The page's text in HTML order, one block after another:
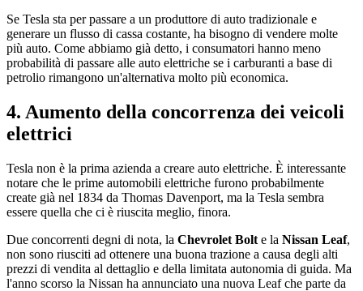
Se Tesla sta per passare a un produttore di auto tradizionale e
generare un flusso di cassa costante, ha bisogno di vendere molte
più auto. Come abbiamo già detto, i consumatori hanno meno
probabilità di passare alle auto elettriche se i carburanti a base di
petrolio rimangono un'alternativa molto più economica.
4. Aumento della concorrenza dei veicoli
elettrici
Tesla non è la prima azienda a creare auto elettriche. È interessante
notare che le prime automobili elettriche furono probabilmente
create già nel 1834 da Thomas Davenport, ma la Tesla sembra
essere quella che ci è riuscita meglio, finora.
Due concorrenti degni di nota, la Chevrolet Bolt e la Nissan Leaf,
non sono riusciti ad ottenere una buona trazione a causa degli alti
prezzi di vendita al dettaglio e della limitata autonomia di guida. Ma
l'anno scorso la Nissan ha annunciato una nuova Leaf che parte da